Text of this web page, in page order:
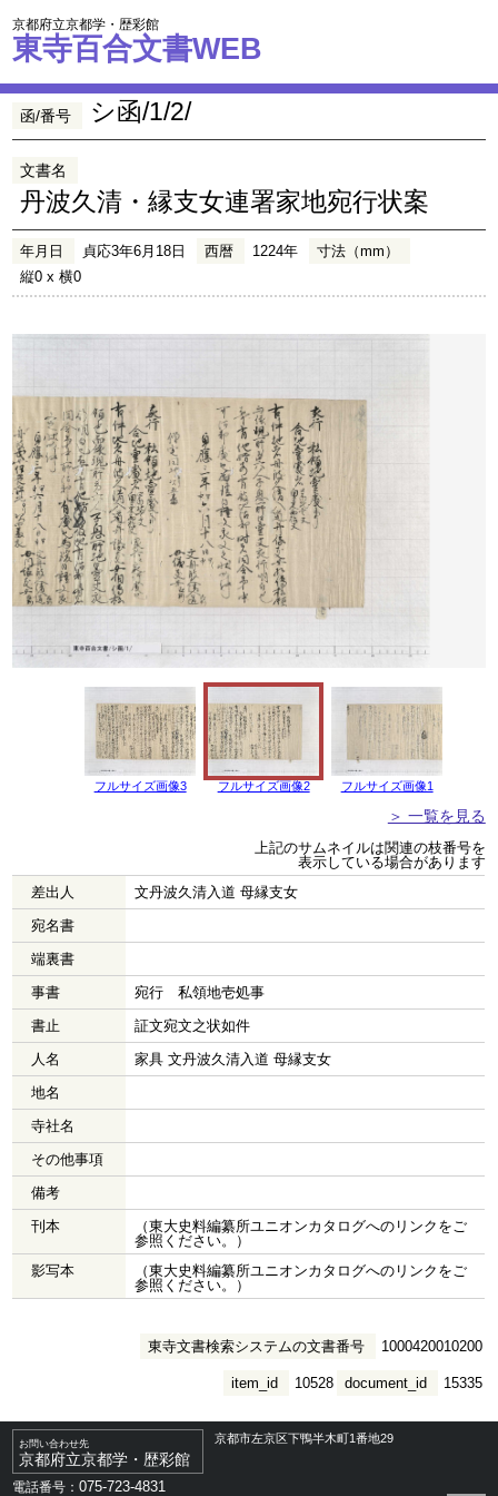
京都府立京都学・歴彩館
東寺百合文書WEB
函/番号 シ函/1/2/
文書名
丹波久清・縁支女連署家地宛行状案
年月日 貞応3年6月18日 西暦 1224年
寸法（mm）
縦0 x 横0
フルサイズ画像3 フルサイズ画像2 フルサイズ画像1
＞ 一覧を見る
上記のサムネイルは関連の枝番号を
表示している場合があります
差出人
文丹波久清入道 母縁支女
宛名書
端裏書
事書
宛行 私領地壱処事
書止
証文宛文之状如件
人名
家具 文丹波久清入道 母縁支女
地名
寺社名
その他事項
備考
刊本
（東大史料編纂所ユニオンカタログへのリンクをご
参照ください。）
影写本
（東大史料編纂所ユニオンカタログへのリンクをご
参照ください。）
東寺文書検索システムの文書番号 1000420010200
document_id 15335
item_id 10528
お問い合わせ先
京都府立京都学・歴彩館
京都市左京区下鴨半木町1番地29
電話番号：075-723-4831